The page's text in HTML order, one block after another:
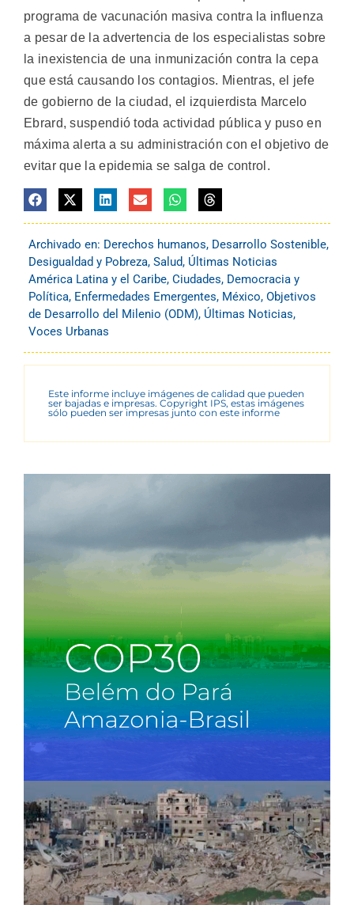
programa de vacunación masiva contra la influenza
a pesar de la advertencia de los especialistas sobre
la inexistencia de una inmunización contra la cepa
que está causando los contagios. Mientras, el jefe
de gobierno de la ciudad, el izquierdista Marcelo
Ebrard, suspendió toda actividad pública y puso en
máxima alerta a su administración con el objetivo de
evitar que la epidemia se salga de control.
Archivado en: Derechos humanos, Desarrollo Sostenible,
Desigualdad y Pobreza, Salud, Últimas Noticias
América Latina y el Caribe, Ciudades, Democracia y
Política, Enfermedades Emergentes, México, Objetivos
de Desarrollo del Milenio (ODM), Últimas Noticias,
Voces Urbanas
Este informe incluye imágenes de calidad que pueden
ser bajadas e impresas. Copyright IPS, estas imágenes
sólo pueden ser impresas junto con este informe